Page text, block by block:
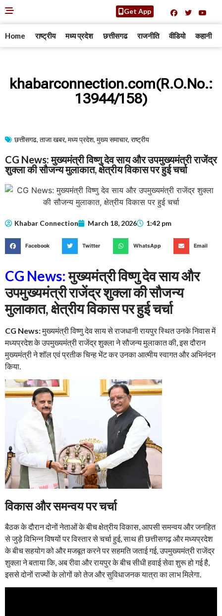
Get App
Home राष्ट्रीय मध्य प्रदेश छत्तीसगढ राजनीति वीडियो कहानी
khabarconnection.com(R.O.No.:
13944/158)
छत्तीसगढ, ताजा खबर, मध्य प्रदेश, मुख्य समाचार​, राष्ट्रीय
CG News: मुख्यमंत्री विष्णु देव साय और उपमुख्यमंत्री राजेंद्र
शुक्ला की सौजन्य मुलाकात, क्षेत्रीय विकास पर हुई चर्चा
Khabar Connection March 18, 2026 1:42 pm
Facebook Twitter WhatsApp Email
CG News:मुख्यमंत्री विष्णु देव साय और
उपमुख्यमंत्री राजेंद्र शुक्ला की सौजन्य
मुलाकात, क्षेत्रीय विकास पर हुई चर्चा
CG News:मुख्यमंत्री विष्णु देव साय से राजधानी रायपुर स्थित उनके निवास में
मध्यप्रदेश के उपमुख्यमंत्री राजेंद्र शुक्ला ने सौजन्य मुलाकात की, इस दौरान
मुख्यमंत्री ने शॉल एवं प्रतीक चिन्ह भेंट कर उनका आत्मीय स्वागत और अभिनंदन
किया.
विकास और समन्वय पर चर्चा
बैठक के दौरान दोनों नेताओं के बीच क्षेत्रीय विकास, आपसी समन्वय और जनहित
से जुड़े विभिन्न विषयों पर विस्तार से चर्चा हुई, साथ ही छत्तीसगढ़ और मध्यप्रदेश
के बीच सहयोग को और मजबूत करने पर सहमति जताई गई, उपमुख्यमंत्री राजेंद्र
शुक्ला ने बताया कि, अब रीवा और रायपुर के बीच सीधी हवाई सेवा शुरू हो गई है,
इससे दोनों राज्यों के लोगों को तेज और सुविधाजनक यात्रा का लाभ मिलेगा.